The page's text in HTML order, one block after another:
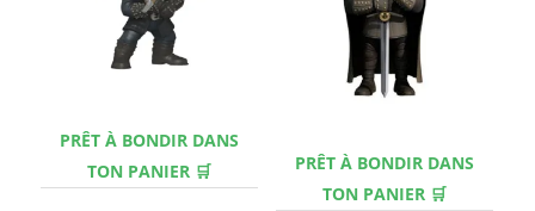
PRÊT À BONDIR DANS
TON PANIER 🛒
PRÊT À BONDIR DANS
TON PANIER 🛒